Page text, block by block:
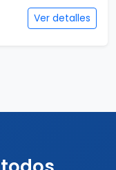
Ver detalles